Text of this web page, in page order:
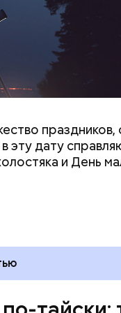
праздников,
эту дату
и День